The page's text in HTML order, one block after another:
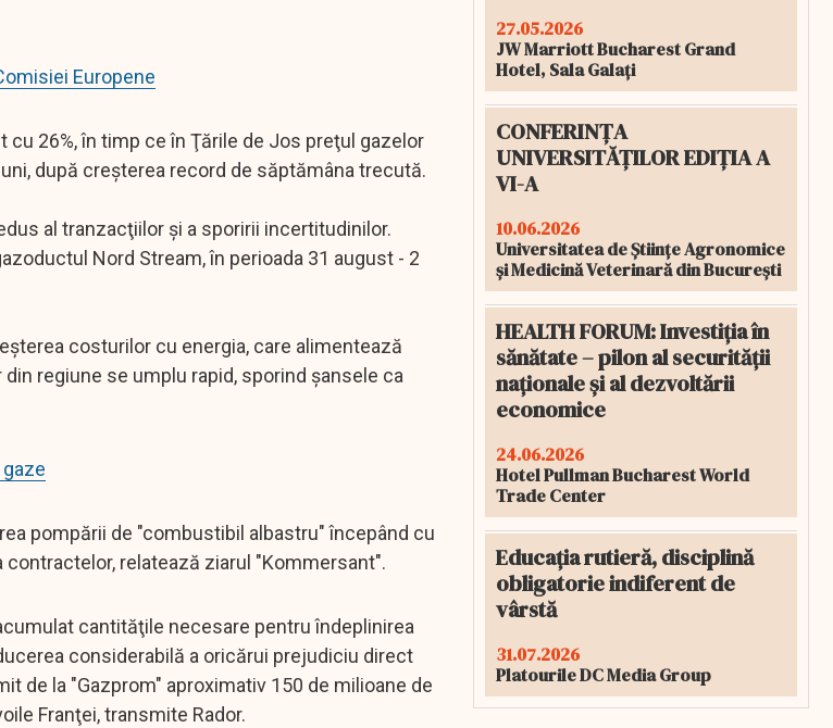
Europene
26%, în timp ce în Ţările de Jos preţul gazelor
după creşterea record de săptămâna trecută.
al tranzacţiilor şi a sporirii incertitudinilor.
Nord Stream, în perioada 31 august - 2
costurilor cu energia, care alimentează
regiune se umplu rapid, sporind şansele ca
pompării de "combustibil albastru" începând cu
relatează ziarul "Kommersant".
cantităţile necesare pentru îndeplinirea
considerabilă a oricărui prejudiciu direct
de la "Gazprom" aproximativ 150 de milioane de
Franţei, transmite Rador.
27.05.2026
JW Marriott Bucharest Grand
Hotel, Sala Galați
CONFERINȚA
UNIVERSITĂȚILOR EDIȚIA A
VI-A
10.06.2026
Universitatea de Științe Agronomice
și Medicină Veterinară din București
HEALTH FORUM: Investiția în
sănătate – pilon al securității
naționale și al dezvoltării
economice
24.06.2026
Hotel Pullman Bucharest World
Trade Center
Educația rutieră, disciplină
obligatorie indiferent de
vârstă
31.07.2026
Platourile DC Media Group